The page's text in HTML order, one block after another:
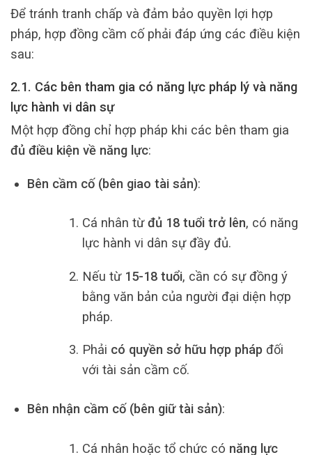
Để tránh tranh chấp và đảm bảo quyền lợi hợp
pháp, hợp đồng cầm cố phải đáp ứng các điều kiện
sau:
2.1. Các bên tham gia có năng lực pháp lý và năng
lực hành vi dân sự
Một hợp đồng chỉ hợp pháp khi các bên tham gia
đủ điều kiện về năng lực:
Bên cầm cố (bên giao tài sản):
Cá nhân từđủ 18 tuổi trở lên, có năng
lực hành vi dân sự đầy đủ.
Nếu từ 15-18 tuổi, cần có sự đồng ý
bằng văn bản của người đại diện hợp
pháp.
Phải có quyền sở hữu hợp pháp đối
với tài sản cầm cố.
Bên nhận cầm cố (bên giữ tài sản):
Cá nhân hoặc tổ chức có năng lực